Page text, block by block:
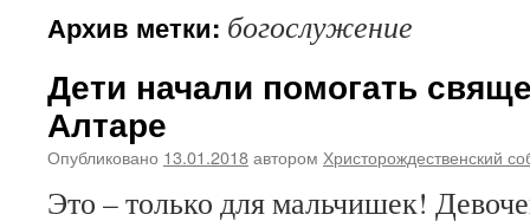
Архив метки: богослужение
Дети начали помогать
Алтаре
Опубликовано 13.01.2018автором Христорождественский
Это – только для мальчишек!